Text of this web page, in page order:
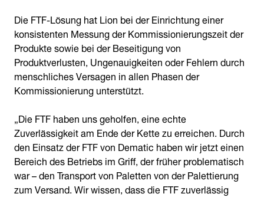
Die FTF-Lösung hat Lion bei der Einrichtung einer
konsistenten Messung der Kommissionierungszeit der
Produkte sowie bei der Beseitigung von
Produktverlusten, Ungenauigkeiten oder Fehlern durch
menschliches Versagen in allen Phasen der
Kommissionierung unterstützt.
„Die FTF haben uns geholfen, eine echte
Zuverlässigkeit am Ende der Kette zu erreichen. Durch
den Einsatz der FTF von Dematic haben wir jetzt einen
Bereich des Betriebs im Griff, der früher problematisch
war – den Transport von Paletten von der Palettierung
zum Versand. Wir wissen, dass die FTF zuverlässig